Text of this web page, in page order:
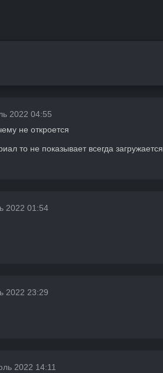
2022 04:55
не откроется
то не показывает всегда загружается
2022 01:54
2022 23:29
2022 14:11